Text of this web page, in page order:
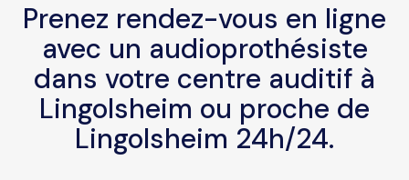
Prenez rendez-vous en ligne
avec un audioprothésiste
dans votre centre auditif à
Lingolsheim ou proche de
Lingolsheim 24h/24.